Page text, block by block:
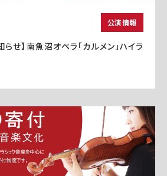
公演情報
らせ】南魚沼オペラ「カルメン」ハイラ